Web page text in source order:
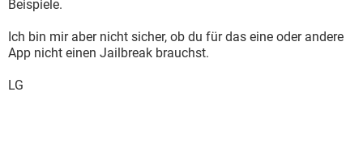
Beispiele.
Ich bin mir aber nicht sicher, ob du für das eine oder andere
App nicht einen Jailbreak brauchst.
LG